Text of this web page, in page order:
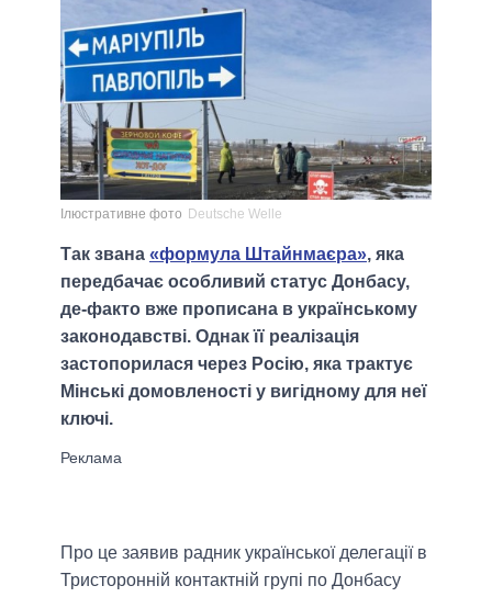
Ілюстративне фото Deutsche Welle
Так звана «формула Штайнмаєра», яка
передбачає особливий статус Донбасу,
де-факто вже прописана в українському
законодавстві. Однак її реалізація
застопорилася через Росію, яка трактує
Мінські домовленості у вигідному для неї
ключі.
Про це заявив радник української делегації в
Тристоронній контактній групі по Донбасу